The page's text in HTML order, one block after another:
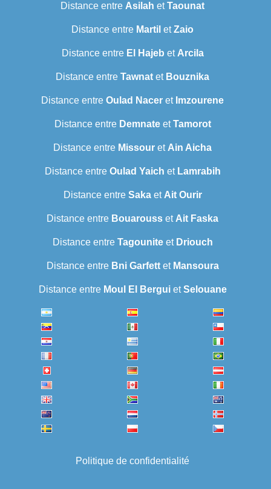
Distance entre Asilah etTaounat
Distance entre Martil etZaio
Distance entre El Hajeb et Arcila
Distance entre Tawnat et Bouznika
Distance entre Oulad Nacer et Imzourene
Distance entre DemnateetTamorot
Distance entre Missour et Ain Aicha
Distance entre Oulad Yaich et Lamrabih
Distance entre Sakaet Ait Ourir
Distance entre Bouarouss et Ait Faska
Distance entre Tagouniteet Driouch
Distance entre Bni Garfettet Mansoura
Distance entre Moul El BerguietSelouane
Politique de confidentialité